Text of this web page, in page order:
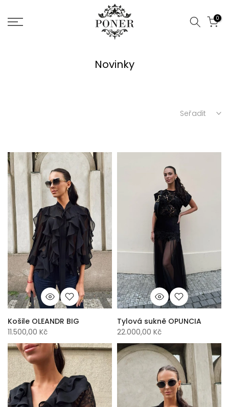
na
0
Novinky
Seřadit
Košile OLEANDR BIG
11.500,00 Kč
Tylová sukně OPUNCIA
22.000,00 Kč